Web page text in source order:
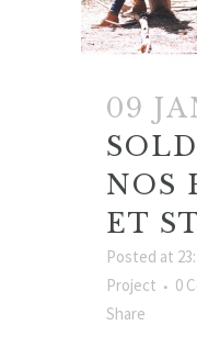
09
NOS
ET
Posted at
Project
0
Share